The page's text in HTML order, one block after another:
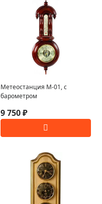
Метеостанция М-01, с
барометром
9 750 ₽